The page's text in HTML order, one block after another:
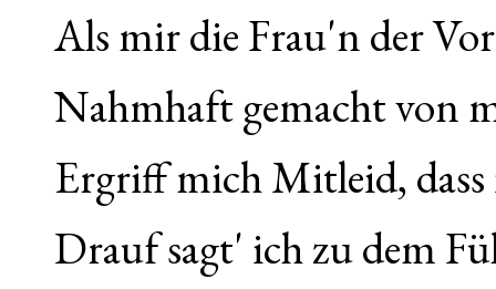
Als mir die Frau'n der
Nahmhaft gemacht von
Ergriff mich Mitleid, dass
Drauf sagt' ich zu dem